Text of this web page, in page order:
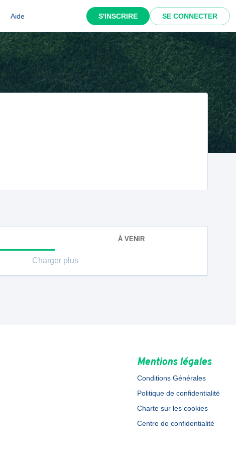
Aide S'INSCRIRE SE CONNECTER
À VENIR
Charger plus
Mentions légales
Conditions Générales
Politique de confidentialité
Charte sur les cookies
Centre de confidentialité